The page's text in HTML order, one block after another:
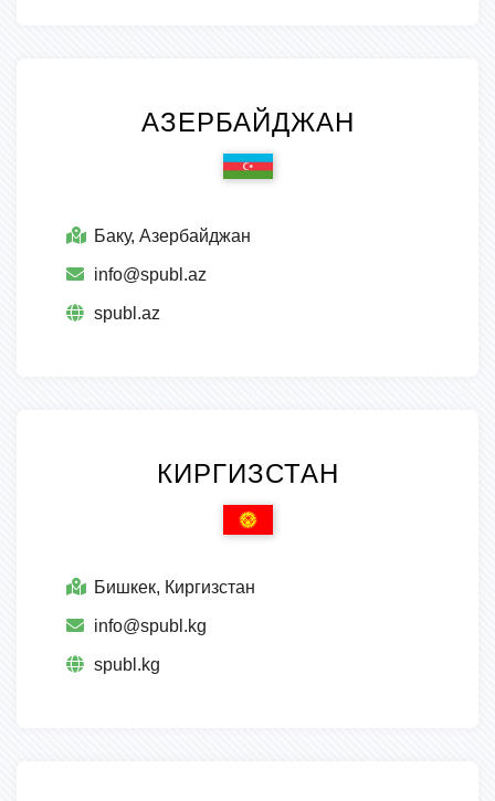
АЗЕРБАЙДЖАН
Баку, Азербайджан
info@spubl.az
spubl.az
КИРГИЗСТАН
Бишкек, Киргизстан
info@spubl.kg
spubl.kg